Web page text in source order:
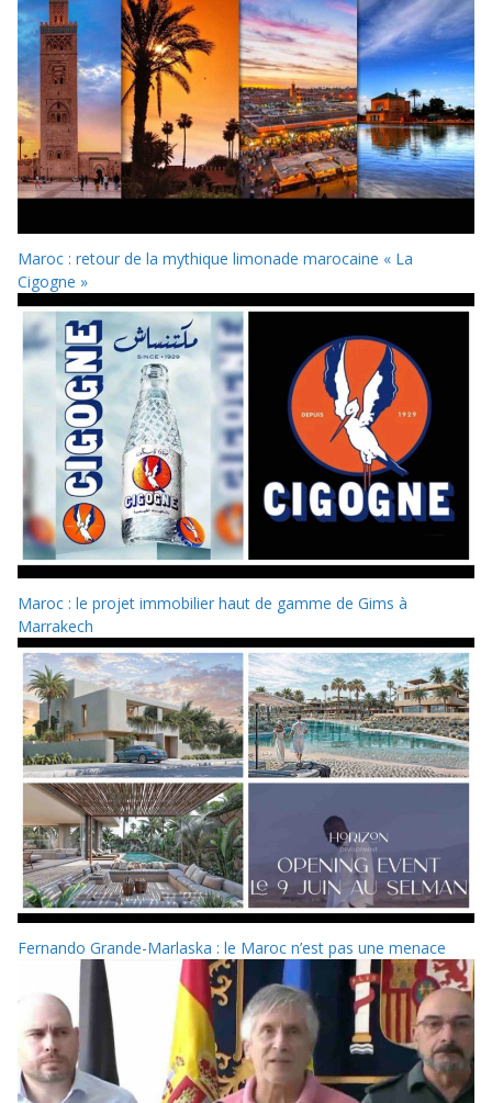
Maroc : retour de la mythique limonade marocaine « La
Cigogne »
Maroc : le projet immobilier haut de gamme de Gims à
Marrakech
Fernando Grande-Marlaska : le Maroc n’est pas une menace